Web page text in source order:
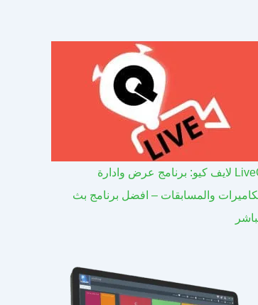
LiveQ لايف كيو: برنامج عرض وادارة
والمسابقات – افضل برنامج بث